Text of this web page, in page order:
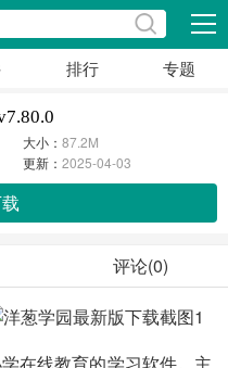
展开
排行 专题
大小：87.2M
更新：2025-04-03
评论(0)